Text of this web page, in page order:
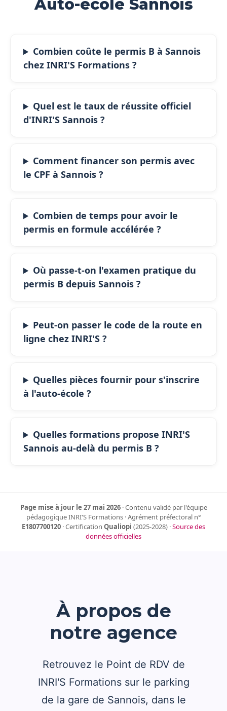
Auto-école Sannois
Combien coûte le permis B à Sannois
chez INRI'S Formations ?
Quel est le taux de réussite officiel
d'INRI'S Sannois ?
Comment financer son permis avec
le CPF à Sannois ?
Combien de temps pour avoir le
permis en formule accélérée ?
Où passe-t-on l'examen pratique du
permis B depuis Sannois ?
Peut-on passer le code de la route en
ligne chez INRI'S ?
Quelles pièces fournir pour s'inscrire
à l'auto-école ?
Quelles formations propose INRI'S
Sannois au-delà du permis B ?
Page mise à jour le 27 mai 2026· Contenu validé par l'équipe
pédagogique INRI'S Formations · Agrément préfectoral n°
E1807700120 · Certification Qualiopi (2025-2028) ·Source des
données officielles
À propos de
notre agence
Retrouvez le Point de RDV de
INRI'S Formations sur le parking
de la gare de Sannois, dans le